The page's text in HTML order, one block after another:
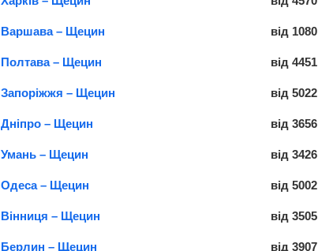
Варшава – Щецин від 1080
Полтава – Щецин від 4451
Запоріжжя – Щецин від 5022
Дніпро – Щецин від 3656
Умань – Щецин від 3426
Одеса – Щецин від 5002
Вінниця – Щецин від 3505
Берлин – Щецин від 3907